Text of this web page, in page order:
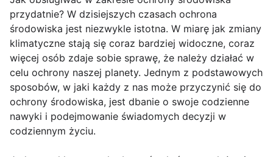
przydatnie? W dzisiejszych czasach ochrona
środowiska jest niezwykle istotna. W miarę jak zmiany
klimatyczne stają się coraz bardziej widoczne, coraz
więcej osób zdaje sobie sprawę, że należy działać w
celu ochrony naszej planety. Jednym z podstawowych
sposobów, w jaki każdy z nas może przyczynić się do
ochrony środowiska, jest dbanie o swoje codzienne
nawyki i podejmowanie świadomych decyzji w
codziennym życiu.